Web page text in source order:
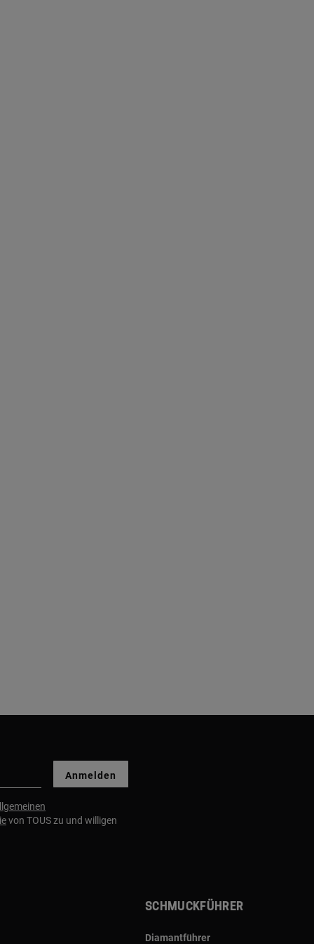
Anmelden
von TOUS zu und willigen
Schmuckführer
Diamantführer